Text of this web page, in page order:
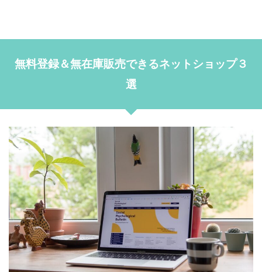
無料登録＆無在庫販売できるネットショップ３
選